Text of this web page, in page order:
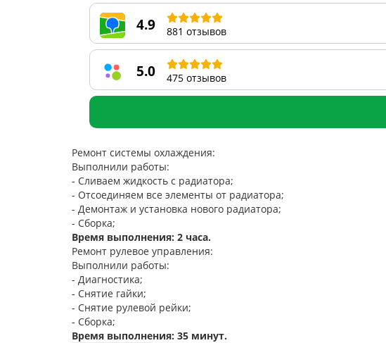
4.9 881 отзывов
5.0 475 отзывов
Ремонт системы охлаждения:
Выполнили работы:
- Сливаем жидкость с радиатора;
- Отсоединяем все элементы от радиатора;
- Демонтаж и установка нового радиатора;
- Сборка;
Время выполнения: 2 часа.
Ремонт рулевое управления:
Выполнили работы:
- Диагностика;
- Снятие гайки;
- Снятие рулевой рейки;
- Сборка;
Время выполнения: 35 минут.